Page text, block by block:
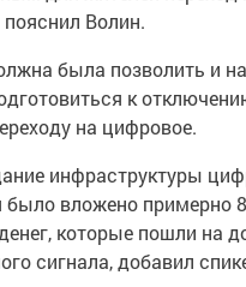
Волин.
была позволить и
к
на цифровое.
инфраструктуры
было вложено примерно
которые пошли на
сигнала, добавил